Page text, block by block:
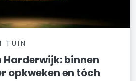
TUIN
Harderwijk: binnen
opkweken en tóch